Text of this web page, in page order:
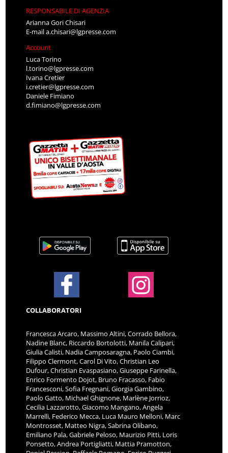
RESPONSABILE DI AGENZIA
Arianna Gori Chisari
E-maila.chisari@lgpresse.com
Account
Luca Torino
l.torino@lgpresse.com
Ivana Cretier
i.cretier@lgpresse.com
Daniele Fimiano
d.fimiano@lgpresse.com
COLLABORATORI
Francesca Arcaro, Massimo Altini, Corrado Bellora,
Nadine Blanc, Riccardo Bortolotti, Manila Calipari,
Giulia Calisti, Nadia Camposaragna, Paolo Ciambi,
Filippo Clermont, Carol Di Vito, Christian Leo
Dufour, Christian Evaspasiano, Giuseppe Farinella,
Enrico Formento Dojot, Bruno Fracasso, Fabio
Francesconi, Sofia Fregnani, Giorgia Gambino,
Paolo Gatto, Michael Ghignone, Marlène Jorrioz,
Cecilia Lazzarotto, Giacomo Mangano, Angela
Marrelli, Federico Mecca, Luca Mauro Melloni, Marc
Montrosset, Matteo Nigra, Sabrina Olibano,
Emiliano Pala, Gabriele Peloso, Maurizio Pitti, Loris
Ponsetto, Andrea Portigliatti, Mattia Pramotton,